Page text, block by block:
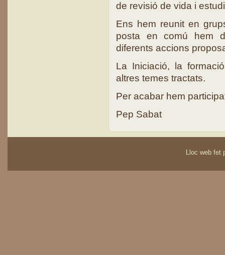
de revisió de vida i
Ens hem reunit en
posta en comú hem
diferents accions
La Iniciació, la
altres temes tractats.
Per acabar hem
Pep Sabat
Lloc web fet